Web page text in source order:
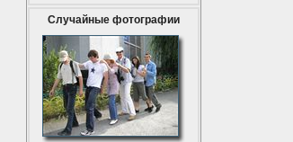
Случайные фотографии